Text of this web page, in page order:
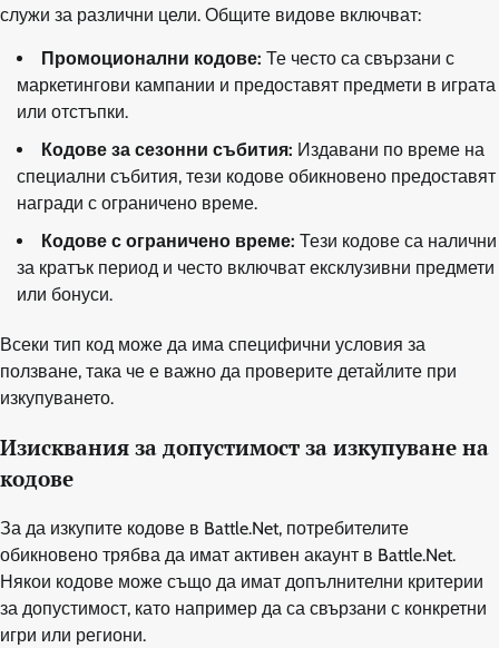
служи за различни цели. Общите видове включват:
Промоционални кодове: Те често са свързани с
маркетингови кампании и предоставят предмети в играта
или отстъпки.
Кодове за сезонни събития: Издавани по време на
специални събития, тези кодове обикновено предоставят
награди с ограничено време.
Кодове с ограничено време: Тези кодове са налични
за кратък период и често включват ексклузивни предмети
или бонуси.
Всеки тип код може да има специфични условия за
ползване, така че е важно да проверите детайлите при
изкупуването.
Изисквания за допустимост за изкупуване на
кодове
За да изкупите кодове в Battle.Net, потребителите
обикновено трябва да имат активен акаунт в Battle.Net.
Някои кодове може също да имат допълнителни критерии
за допустимост, като например да са свързани с конкретни
игри или региони.